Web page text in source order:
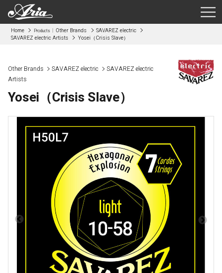
Home Products Other Brands
SAVAREZ electric
SAVAREZ electric Artists
Yosei（Crisis Slave）
Other Brands SAVAREZ electric
SAVAREZ electric
Artists
Yosei（Crisis Slave）